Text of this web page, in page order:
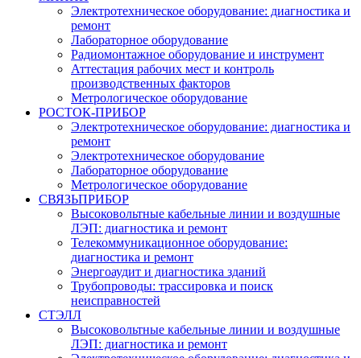
Электротехническое оборудование: диагностика и
ремонт
Лабораторное оборудование
Радиомонтажное оборудование и инструмент
Аттестация рабочих мест и контроль
производственных факторов
Метрологическое оборудование
РОСТОК-ПРИБОР
Электротехническое оборудование: диагностика и
ремонт
Электротехническое оборудование
Лабораторное оборудование
Метрологическое оборудование
СВЯЗЬПРИБОР
Высоковольтные кабельные линии и воздушные
ЛЭП: диагностика и ремонт
Телекоммуникационное оборудование:
диагностика и ремонт
Энергоаудит и диагностика зданий
Трубопроводы: трассировка и поиск
неисправностей
СТЭЛЛ
Высоковольтные кабельные линии и воздушные
ЛЭП: диагностика и ремонт